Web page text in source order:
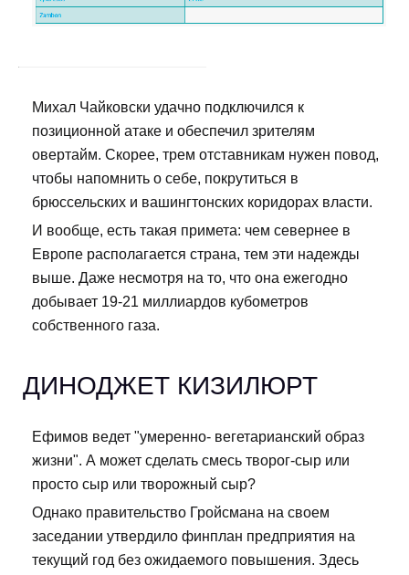
Михал Чайковски удачно подключился к
позиционной атаке и обеспечил зрителям
овертайм. Скорее, трем отставникам нужен повод,
чтобы напомнить о себе, покрутиться в
брюссельских и вашингтонских коридорах власти.
И вообще, есть такая примета: чем севернее в
Европе располагается страна, тем эти надежды
выше. Даже несмотря на то, что она ежегодно
добывает 19-21 миллиардов кубометров
собственного газа.
ДИНОДЖЕТ КИЗИЛЮРТ
Ефимов ведет "умеренно- вегетарианский образ
жизни". А может сделать смесь творог-сыр или
просто сыр или творожный сыр?
Однако правительство Гройсмана на своем
заседании утвердило финплан предприятия на
текущий год без ожидаемого повышения. Здесь